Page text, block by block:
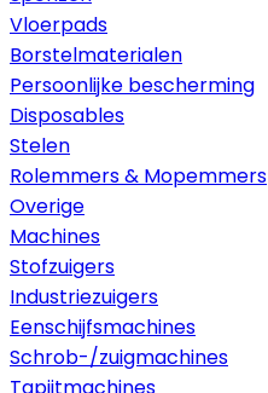
Vloerpads
Borstelmaterialen
Persoonlijke bescherming
Disposables
Stelen
Rolemmers & Mopemmers
Overige
Machines
Stofzuigers
Industriezuigers
Eenschijfsmachines
Schrob-/zuigmachines
Tapijtmachines